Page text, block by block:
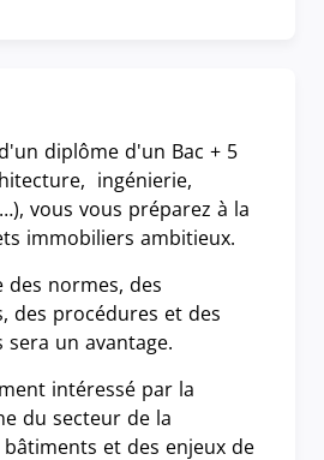
diplôme d'un Bac + 5
ingénierie,
vous vous préparez à la
immobiliers ambitieux.
des normes, des
des procédures et des
sera un avantage.
intéressé par la
du secteur de la
et des enjeux de